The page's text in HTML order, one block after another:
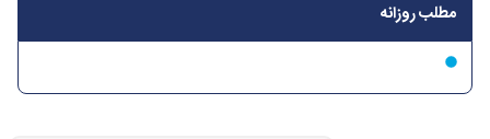
مطلب روزانه